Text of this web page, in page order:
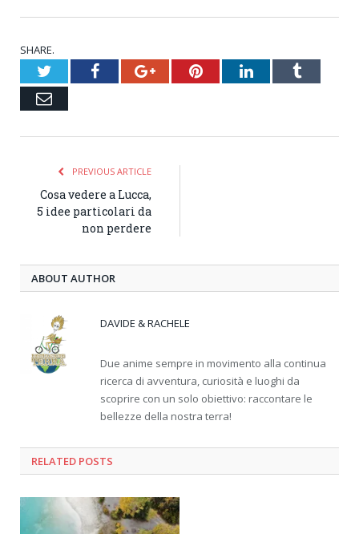
SHARE.
TwitterFacebookGoogle+PinterestLinkedInTumblr
Email
PREVIOUS ARTICLE
Cosa vedere a Lucca,
5 idee particolari da
non perdere
ABOUT AUTHOR
DAVIDE & RACHELE
Due anime sempre in movimento alla continua
ricerca di avventura, curiosità e luoghi da
scoprire con un solo obiettivo: raccontare le
bellezze della nostra terra!
RELATED POSTS